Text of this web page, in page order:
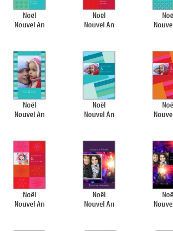
Noël
Nouvel An
Noël
Nouvel An
Noël
Nouvel An
Noël
Nouvel An
Noël
Nouvel An
Noël
Nouvel An